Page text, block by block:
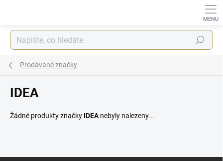
Hledat
Prodávané značky
IDEA
Žádné produkty značky IDEA nebyly nalezeny...